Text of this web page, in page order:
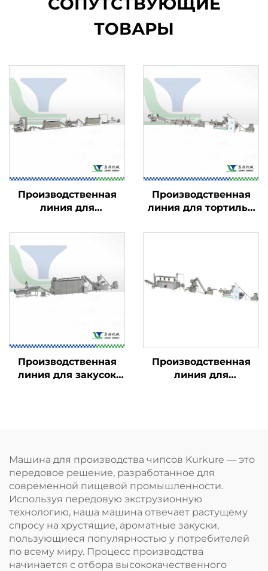
ТОВАРЫ
Производственная
линия для
— завтраков
Производственная
линия для тортильи
Bugles
Производственная
линия для закусок
Производственная
линия для
Машина для производства чипсов Kurkure — это
передовое решение, разработанное для
современной пищевой промышленности.
Используя передовую экструзионную
технологию, наша машина отвечает растущему
спросу на хрустящие, ароматные закуски,
пользующиеся популярностью у потребителей
по всему миру. Процесс производства
начинается с отбора высококачественного